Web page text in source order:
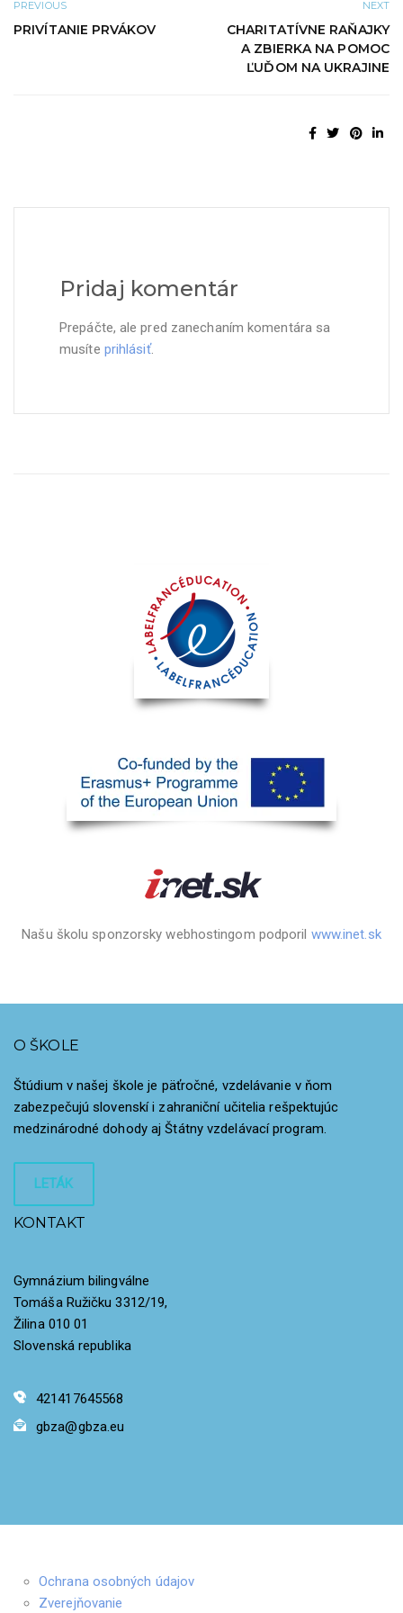
PREVIOUS
PRIVÍTANIE PRVÁKOV
NEXT
CHARITATÍVNE RAŇAJKY
A ZBIERKA NA POMOC
ĽUĎOM NA UKRAJINE
Pridaj komentár
Prepáčte, ale pred zanechaním komentára sa
musíte prihlásiť.
Našu školu sponzorsky webhostingom podporil www.inet.sk
O ŠKOLE
Štúdium v našej škole je päťročné, vzdelávanie v ňom
zabezpečujú slovenskí i zahraniční učitelia rešpektujúc
medzinárodné dohody aj Štátny vzdelávací program.
LETÁK
KONTAKT
Gymnázium bilingválne
Tomáša Ružičku 3312/19,
Žilina 010 01
Slovenská republika
421417645568
gbza@gbza.eu
Ochrana osobných údajov
Zverejňovanie